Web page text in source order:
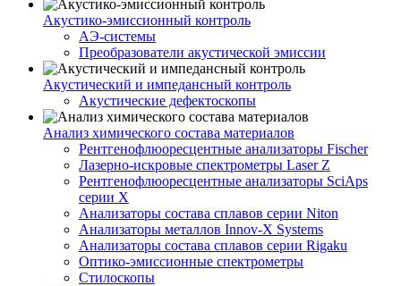
Акустико-эмисcионный контроль
АЭ-системы
Преобразователи акустической эмиссии
Акустический и импедансный контроль
Акустические дефектоскопы
Анализ химического состава материалов
Рентгенофлюоресцентные анализаторы Fischer
Лазерно-искровые спектрометры Laser Z
Рентгенофлюоресцентные анализаторы SciAps
серии Х
Анализаторы состава сплавов серии Niton
Анализаторы металлов Innov-X Systems
Анализаторы состава сплавов серии Rigaku
Оптико-эмиссионные спектрометры
Стилоскопы